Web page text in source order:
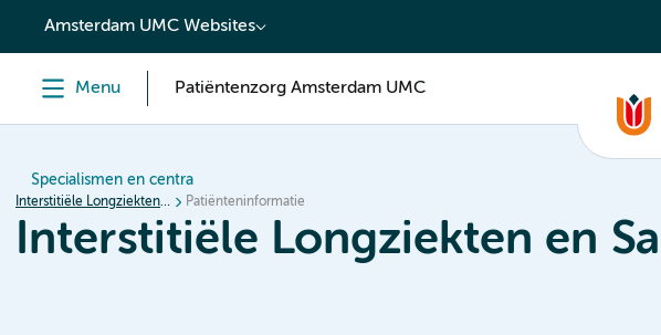
content
Amsterdam UMC Websites
Menu Patiëntenzorg Amsterdam UMC
Specialismen en centra
Interstitiële Longziekten en Sarcoïdose Patiënteninformatie
Interstitiële Longziekten en